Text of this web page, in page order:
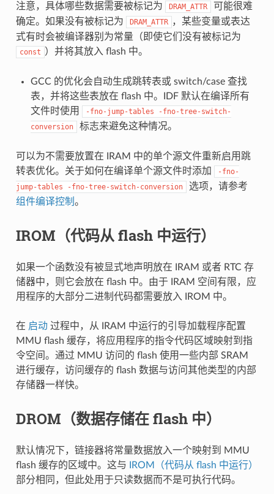
注意，具体哪些数据需要被标记为 DRAM_ATTR
可能很难
确定。如果没有被标记为
DRAM_ATTR ，某些变量或表达
式有时会被编译器别为常量（即使它们没有被标记为
const ）并将其放入 flash 中。
GCC 的优化会自动生成跳转表或 switch/case 查找
表，并将这些表放在 flash 中。IDF 默认在编译所有
文件时使用
-fno-jump-tables
-fno-tree-switch-
conversion
标志来避免这种情况。
可以为不需要放置在 IRAM 中的单个源文件重新启用跳
转表优化。关于如何在编译单个源文件时添加
-fno-
jump-tables
-fno-tree-switch-conversion
选项，请参考
组件编译控制 。
IROM（代码从 flash 中运行）
如果一个函数没有被显式地声明放在 IRAM 或者 RTC 存
储器中，则它会放在 flash 中。由于 IRAM 空间有限，应
用程序的大部分二进制代码都需要放入 IROM 中。
在 启动过程中，从 IRAM 中运行的引导加载程序配置
MMU flash 缓存，将应用程序的指令代码区域映射到指
令空间。通过 MMU 访问的 flash 使用一些内部 SRAM
进行缓存，访问缓存的 flash 数据与访问其他类型的内部
存储器一样快。
DROM（数据存储在 flash 中）
默认情况下，链接器将常量数据放入一个映射到 MMU
flash 缓存的区域中。这与
IROM（代码从 flash 中运行）
部分相同，但此处用于只读数据而不是可执行代码。